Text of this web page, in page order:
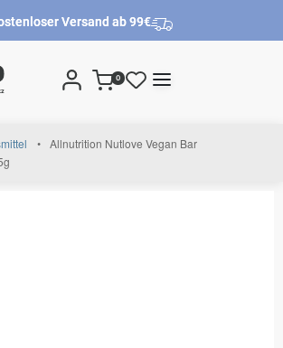
Versand ab 99€
0
• Allnutrition Nutlove Vegan Bar